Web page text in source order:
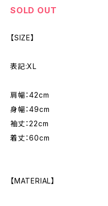
SOLD OUT
【SIZE】
表記:XL
肩幅：42cm
身幅：49cm
袖丈：22cm
着丈：60cm
【MATERIAL】